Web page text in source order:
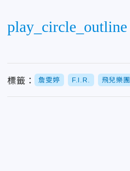
play_circle_outline
標籤： 詹雯婷 F.I.R. 飛兒樂團